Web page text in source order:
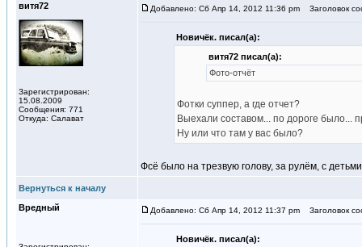
витя72
Зарегистрирован:
15.08.2009
Сообщения: 771
Откуда: Салават
Добавлено: Сб Апр 14, 2012 11:36 pm Заголовок
Новичёк. писал(а):
витя72 писал(а):
Фото-отчёт
Фотки суппер, а где отчет?
Выехали составом... по дороге было...
Ну или что там у вас было?
Фсё было на трезвую голову, за рулём, с
Вернуться к началу
Вредный
Добавлено: Сб Апр 14, 2012 11:37 pm Заголовок
Новичёк. писал(а):